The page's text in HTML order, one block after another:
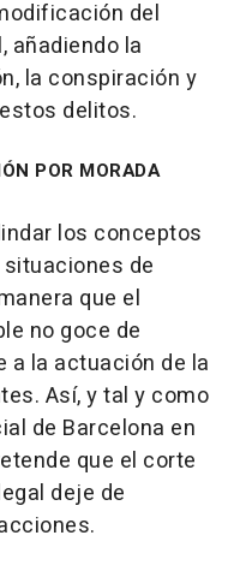
del
añadiendo la
la conspiración y
delitos.
POR MORADA
los conceptos
de
que el
no goce de
la actuación de la
Así, y tal y como
de Barcelona en
que el corte
deje de